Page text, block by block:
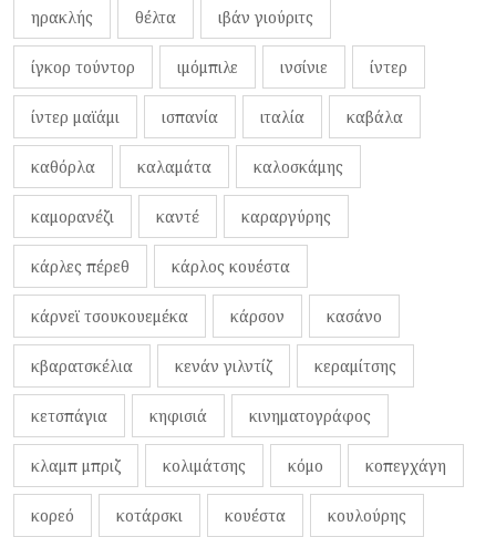
ηρακλής θέλτα ιβάν γιούριτς
ίγκορ τούντορ ιμόμπιλε ινσίνιε ίντερ
ίντερ μαϊάμι ισπανία ιταλία καβάλα
καθόρλα καλαμάτα καλοσκάμης
καμορανέζι καντέ καραργύρης
κάρλες πέρεθ κάρλος κουέστα
κάρνεϊ τσουκουεμέκα κάρσον κασάνο
κβαρατσκέλια κενάν γιλντίζ κεραμίτσης
κετσπάγια κηφισιά κινηματογράφος
κλαμπ μπριζ κολιμάτσης κόμο κοπεγχάγη
κορεό κοτάρσκι κουέστα κουλούρης